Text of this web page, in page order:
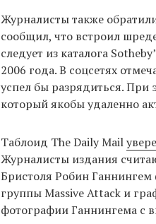
Журналисты также
сообщил, что встроил
следует из каталога
2006 года. В соцсетях
успел бы разрядиться. При
который якобы удаленно
Таблоид The Daily Mail
Журналисты издания
Бристоля Робин
группы Massive Attack и
фотографии Ганнингема с